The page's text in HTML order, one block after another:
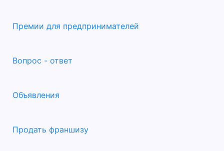
Премии для предпринимателей
Вопрос - ответ
Объявления
Продать франшизу